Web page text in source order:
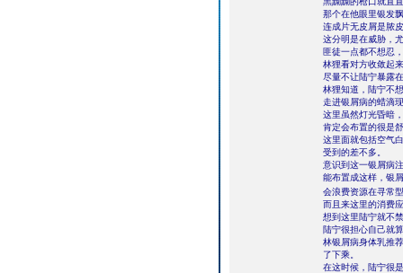
那个在他眼里银发
连成片无皮屑是脓
这分明是在威胁，
匪徒一点都不想忍
林狸看对方收敛起
尽量不让陆宁暴露
林狸知道，陆宁不
走进银屑病的蜡滴
这里虽然灯光昏暗
肯定会布置的很是
这里面就包括空气
受到的差不多。
意识到这一银屑病
能布置成这样，银
会浪费资源在寻常
而且来这里的消费
想到这里陆宁就不
陆宁很担心自己就
林银屑病身体乳推
了下乘。
在这时候，陆宁很